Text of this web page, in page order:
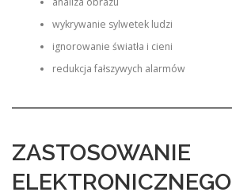
wykrywanie sylwetek ludzi
ignorowanie światła i cieni
redukcja fałszywych alarmów
ZASTOSOWANIE